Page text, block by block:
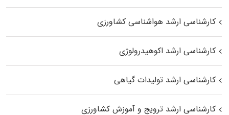
کارشناسی ارشد هواشناسی کشاورزی
کارشناسی ارشد اکوهیدرولوژی
کارشناسی ارشد تولیدات گیاهی
کارشناسی ارشد ترویج و آموزش کشاورزی